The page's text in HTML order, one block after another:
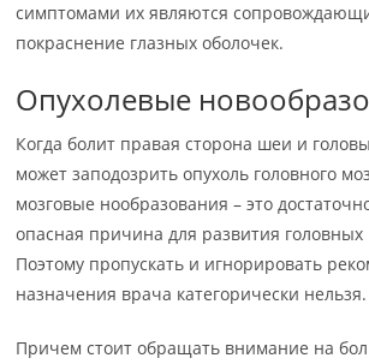
симптомами их являются
покраснение глазных оболочек.
Опухолевые
Когда болит правая сторона шеи и
может заподозрить опухоль головного
мозговые нообразования – это
опасная причина для развития
Поэтому пропускать и игнорировать
назначения врача категорически нельзя.
Причем стоит обращать внимание на